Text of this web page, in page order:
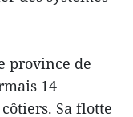
province de
14
Sa flotte